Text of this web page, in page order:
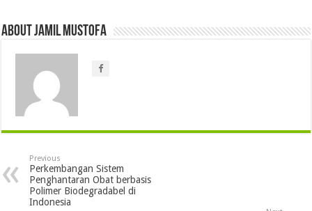
About jamil mustofa
Previous
Perkembangan Sistem
Penghantaran Obat berbasis
Polimer Biodegradabel di
Indonesia